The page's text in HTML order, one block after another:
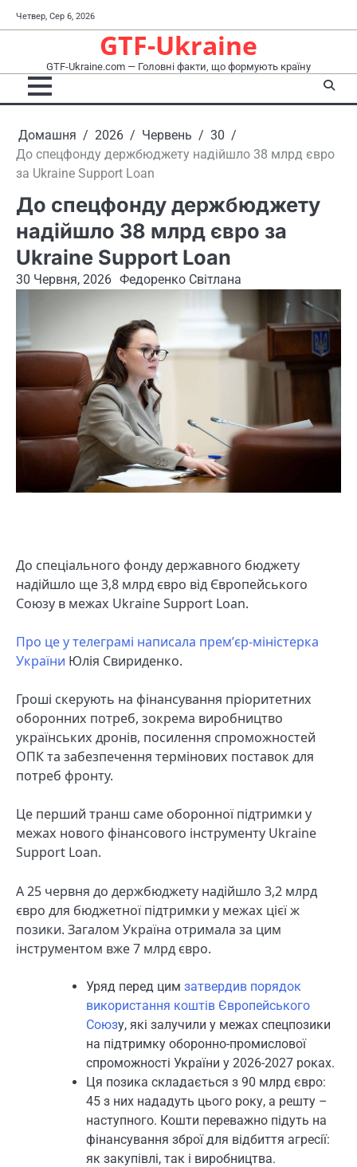
до
Четвер, Сер 6, 2026
GTF-Ukraine
GTF-Ukraine.com — Головні факти, що формують країну
Домашня 2026 Червень
30
До спецфонду держбюджету надійшло 38 млрд євро
за Ukraine Support Loan
До спецфонду держбюджету
надійшло 38 млрд євро за
Ukraine Support Loan
30 Червня, 2026 Федоренко Світлана
До спеціального фонду державного бюджету
надійшло ще 3,8 млрд євро від Європейського
Союзу в межах Ukraine Support Loan.
Про це у телеграмі написала премʼєр-міністерка
України Юлія Свириденко.
Гроші скерують на фінансування пріоритетних
оборонних потреб, зокрема виробництво
українських дронів, посилення спроможностей
ОПК та забезпечення термінових поставок для
потреб фронту.
Це перший транш саме оборонної підтримки у
межах нового фінансового інструменту Ukraine
Support Loan.
А 25 червня до держбюджету надійшло 3,2 млрд
євро для бюджетної підтримки у межах цієї ж
позики. Загалом Україна отримала за цим
інструментом вже 7 млрд євро.
Уряд перед цим затвердив порядок
використання коштів Європейського
Союзу, які залучили у межах спецпозики
на підтримку оборонно-промислової
спроможності України у 2026-2027 роках.
Ця позика складається з 90 млрд євро:
45 з них нададуть цього року, а решту –
наступного. Кошти переважно підуть на
фінансування зброї для відбиття агресії:
як закупівлі, так і виробництва.